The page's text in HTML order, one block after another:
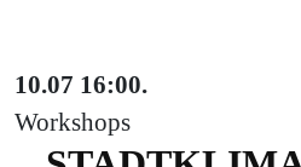
10.07 16:00.
Workshops